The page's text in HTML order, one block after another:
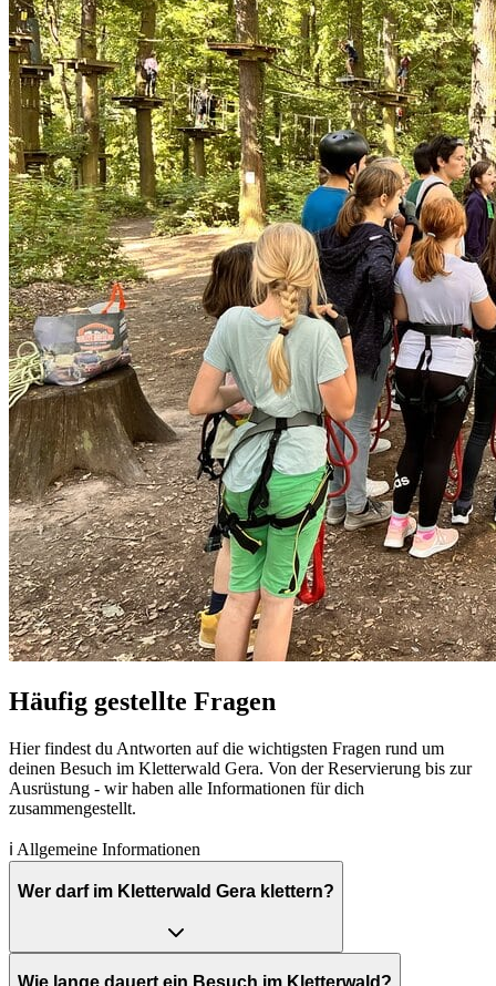
Häufig gestellte Fragen
Hier findest du Antworten auf die wichtigsten Fragen rund um
deinen Besuch im Kletterwald Gera. Von der Reservierung bis zur
Ausrüstung - wir haben alle Informationen für dich
zusammengestellt.
ℹ️ Allgemeine Informationen
Wer darf im Kletterwald Gera klettern?
Wie lange dauert ein Besuch im Kletterwald?